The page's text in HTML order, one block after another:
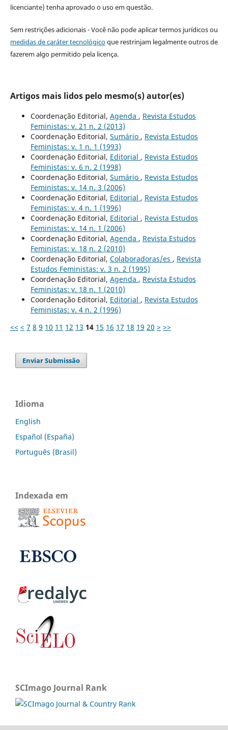
licenciante) tenha aprovado o uso em questão.
Sem restrições adicionais - Você não pode aplicar termos jurídicos ou
medidas de caráter tecnológicoque restrinjam legalmente outros de
fazerem algo permitido pela licença.
Artigos mais lidos pelo mesmo(s) autor(es)
Coordenação Editorial, Agenda , Revista Estudos
Feministas: v. 21 n. 2 (2013)
Coordenação Editorial, Sumário , Revista Estudos
Feministas: v. 1 n. 1 (1993)
Coordenação Editorial, Editorial , Revista Estudos
Feministas: v. 6 n. 2 (1998)
Coordenação Editorial, Sumário , Revista Estudos
Feministas: v. 14 n. 3 (2006)
Coordenação Editorial, Editorial , Revista Estudos
Feministas: v. 4 n. 1 (1996)
Coordenação Editorial, Editorial , Revista Estudos
Feministas: v. 14 n. 1 (2006)
Coordenação Editorial, Agenda , Revista Estudos
Feministas: v. 18 n. 2 (2010)
Coordenação Editorial, Colaboradoras/es , Revista
Estudos Feministas: v. 3 n. 2 (1995)
Coordenação Editorial, Agenda , Revista Estudos
Feministas: v. 18 n. 1 (2010)
Coordenação Editorial, Editorial , Revista Estudos
Feministas: v. 4 n. 2 (1996)
<< < 7 8 9 10 11 12 13 14 15 16 17 18 19 20 > >>
Enviar Submissão
Idioma
English
Español (España)
Português (Brasil)
Indexada em
SCImago Journal Rank